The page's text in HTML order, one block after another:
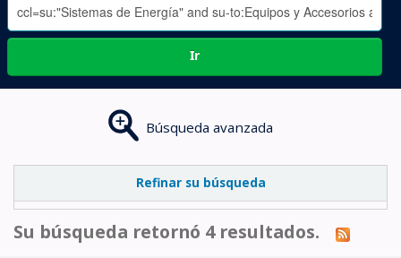
Ir
Búsqueda avanzada
Refinar su búsqueda
Su búsqueda retornó 4 resultados.